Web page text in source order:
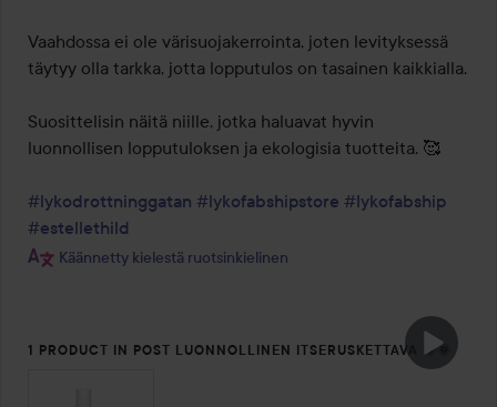
Vaahdossa ei ole värisuojakerrointa, joten levityksessä
täytyy olla tarkka, jotta lopputulos on tasainen kaikkialla.
Suosittelisin näitä niille, jotka haluavat hyvin
luonnollisen lopputuloksen ja ekologisia tuotteita. 🥰
#lykodrottninggatan #lykofabshipstore #lykofabship
#estellethild
Käännetty kielestä ruotsinkielinen
1 PRODUCT IN POST LUONNOLLINEN ITSERUSKETTAVA 🌞🌞